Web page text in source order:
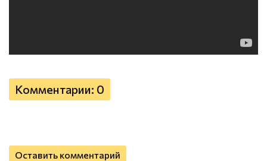
Комментарии: 0
Оставить комментарий